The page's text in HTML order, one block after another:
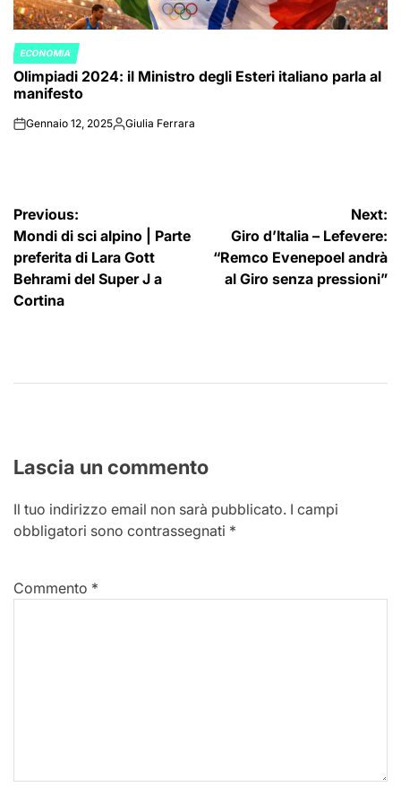
POSTED
IN
ECONOMIA
Olimpiadi 2024: il Ministro degli Esteri italiano parla al
manifesto
onGennaio 12, 2025Posted
Giulia Ferrara
Navigazione
articoli
Previous:
Mondi di sci alpino | Parte
preferita di Lara Gott
Behrami del Super J a
Cortina
Next:
Giro d’Italia – Lefevere:
“Remco Evenepoel andrà
al Giro senza pressioni”
Lascia un commento
Il tuo indirizzo email non sarà pubblicato. I campi
obbligatori sono contrassegnati *
Commento *